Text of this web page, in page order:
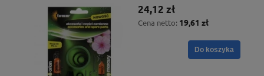
24,12 zł
Cena netto: 19,61 zł
Do koszyka